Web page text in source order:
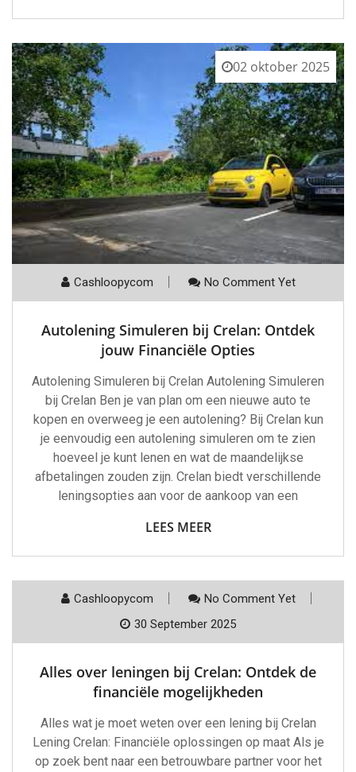
02 oktober 2025
Cashloopycom No Comment Yet
Autolening Simuleren bij Crelan: Ontdek
jouw Financiële Opties
Autolening Simuleren bij Crelan Autolening Simuleren
bij Crelan Ben je van plan om een nieuwe auto te
kopen en overweeg je een autolening? Bij Crelan kun
je eenvoudig een autolening simuleren om te zien
hoeveel je kunt lenen en wat de maandelijkse
afbetalingen zouden zijn. Crelan biedt verschillende
leningsopties aan voor de aankoop van een
LEES MEER
Cashloopycom
No Comment Yet
30 September 2025
Alles over leningen bij Crelan: Ontdek de
financiële mogelijkheden
Alles wat je moet weten over een lening bij Crelan
Lening Crelan: Financiële oplossingen op maat Als je
op zoek bent naar een betrouwbare partner voor het